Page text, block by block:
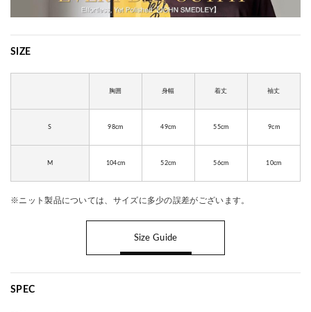
SIZE
胸囲 身幅 着丈 袖丈
S 98cm 49cm 55cm 9cm
M 104cm 52cm 56cm 10cm
※ニット製品については、サイズに多少の誤差がございます。
Size Guide
SPEC